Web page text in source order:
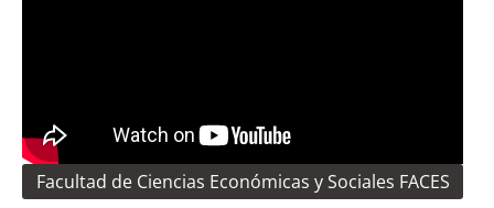
Facultad de Ciencias Económicas y Sociales FACES